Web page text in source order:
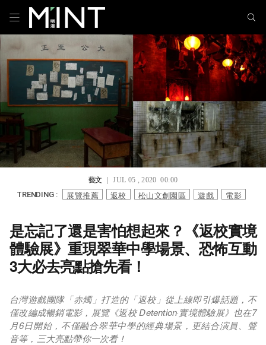
藝文 ｜ JUL 05 , 2020 00:00
TRENDING : 展覽推薦 返校 松山文創園區 遊戲 電影
是忘記了還是害怕想起來？《返校實境
體驗展》重現翠華中學場景、恐怖互動
3大必去亮點搶先看！
台灣遊戲團隊「赤燭」打造的「返校」從上線即引爆話題，不
僅改編成暢銷電影，展覽《返校 Detention‧實境體驗展》也在7
月6日開始，不僅融合翠華中學的經典場景，更結合演員、聲
音等，三大亮點帶你一次看！